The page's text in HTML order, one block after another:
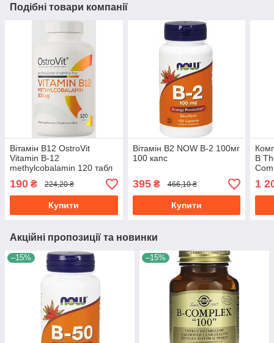
Подібні товари компанії
Вітамін В12 OstroVit
Vitamin B-12
methylcobalamin 120 табл
190 ₴ 224,20 ₴
Купити
Вітамін В2 NOW B-2 100мг
100 капс
395₴ 466,10 ₴
Купити
В
1
Акційні пропозиції та новинки
–15% –15%